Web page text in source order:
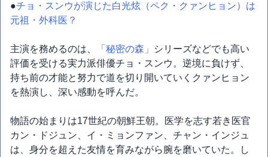
●チョ・スンウが演じた白光炫（ペク・クァンヒョン）は
元祖・外科医？
主演を務めるのは、 「秘密の森」
シリーズなどでも高い
評価を受ける実力派俳優チョ・スンウ。逆境に負けず、
持ち前の才能と努力で道を切り開いていくクァンヒョン
を熱演し、深い感動を呼んだ。
物語の始まりは17世紀の朝鮮王朝。医学を志す若き医官
カン・ドジュン、イ・ミョンファン、チャン・インジュ
は、身分を超えた友情を育みながら腕を磨いていた。し